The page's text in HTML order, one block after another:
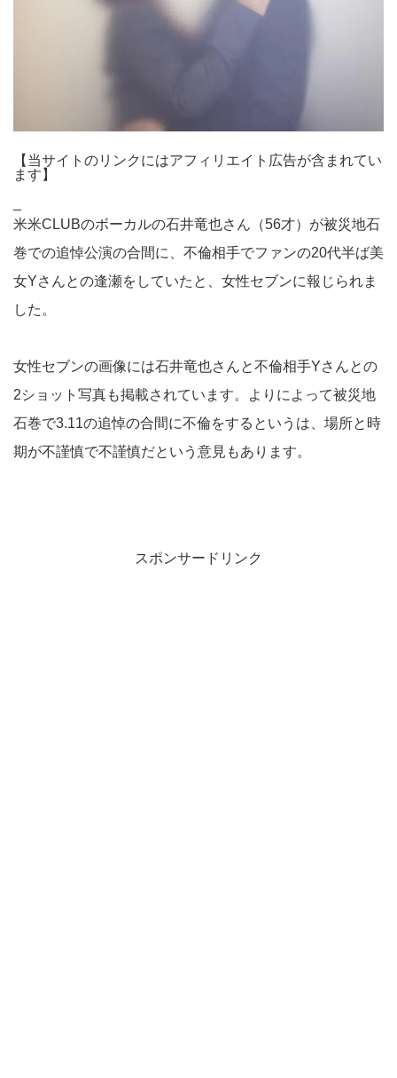
【当サイトのリンクにはアフィリエイト広告が含まれてい
ます】
米米CLUBのボーカルの石井竜也さん（56才）が被災地石
巻での追悼公演の合間に、不倫相手でファンの20代半ば美
女Yさんとの逢瀬をしていたと、女性セブンに報じられま
した。
女性セブンの画像には石井竜也さんと不倫相手Yさんとの
2ショット写真も掲載されています。よりによって被災地
石巻で3.11の追悼の合間に不倫をするというは、場所と時
期が不謹慎で不謹慎だという意見もあります。
スポンサードリンク